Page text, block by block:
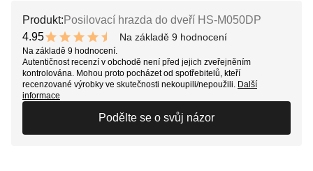
Produkt: Posilovací hrazda do dveří HS-M050DP
4.95
9.9 out of 10 stars
Na základě 9 hodnocení
Na základě 9 hodnocení.
Autentičnost recenzí v obchodě není před jejich zveřejněním
kontrolována. Mohou proto pocházet od spotřebitelů, kteří
recenzované výrobky ve skutečnosti nekoupili/nepoužili. Další
informace
Podělte se o svůj názor